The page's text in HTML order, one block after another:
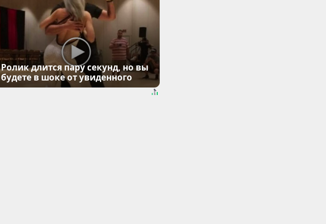
Ролик длится пару секунд, но вы
будете в шоке от увиденного